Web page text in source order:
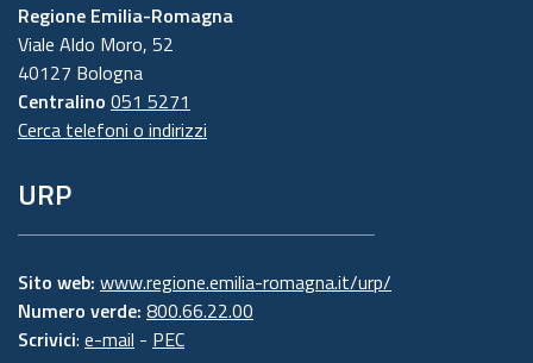
Regione Emilia-Romagna
Viale Aldo Moro, 52
40127 Bologna
Centralino 051 5271
Cerca telefoni o indirizzi
URP
Sito web: www.regione.emilia-romagna.it/urp/
Numero verde: 800.66.22.00
Scrivici: e-mail - PEC